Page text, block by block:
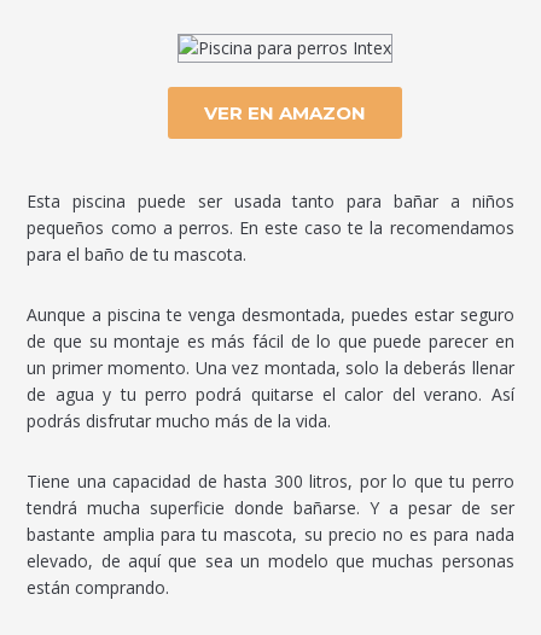
VER EN AMAZON
Esta piscina puede ser usada tanto para bañar a niños
pequeños como a perros. En este caso te la recomendamos
para el baño de tu mascota.
Aunque a piscina te venga desmontada, puedes estar seguro
de que su montaje es más fácil de lo que puede parecer en
un primer momento. Una vez montada, solo la deberás llenar
de agua y tu perro podrá quitarse el calor del verano. Así
podrás disfrutar mucho más de la vida.
Tiene una capacidad de hasta 300 litros, por lo que tu perro
tendrá mucha superficie donde bañarse. Y a pesar de ser
bastante amplia para tu mascota, su precio no es para nada
elevado, de aquí que sea un modelo que muchas personas
están comprando.